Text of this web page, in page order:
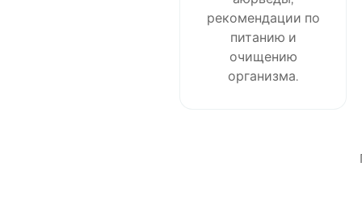
рекомендации по
питанию и
очищению
организма.